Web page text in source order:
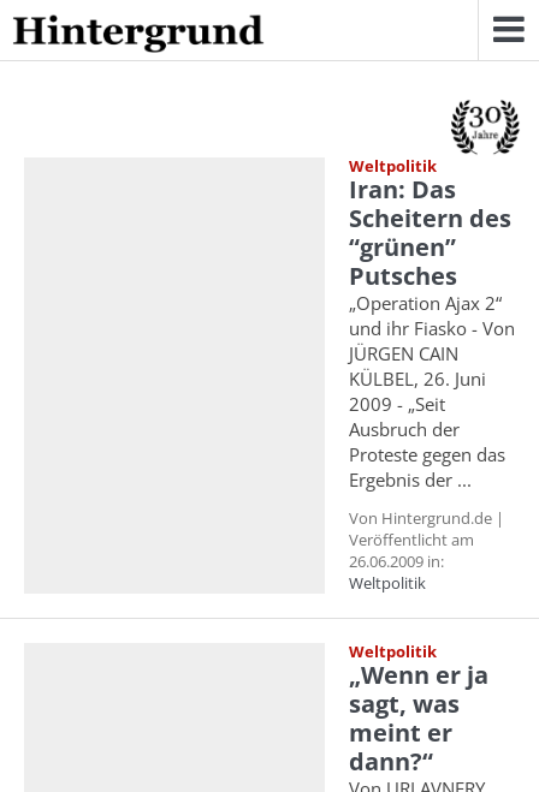
Skip
to
content
Weltpolitik
Iran: Das
Scheitern des
“grünen”
Putsches
„Operation Ajax 2“
und ihr Fiasko - Von
JÜRGEN CAIN
KÜLBEL, 26. Juni
2009 - „Seit
Ausbruch der
Proteste gegen das
Ergebnis der ...
Von Hintergrund.de |
Veröffentlicht am
26.06.2009 in:
Weltpolitik
Weltpolitik
„Wenn er ja
sagt, was
meint er
dann?“